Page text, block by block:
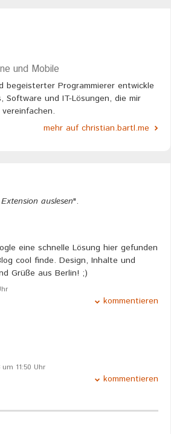
und Mobile
begeisterter Programmierer entwickle
Software und IT-Lösungen, die mir
mehr auf christian.bartl.me
auslesen".
eine schnelle Lösung hier gefunden
cool finde. Design, Inhalte und
Grüße aus Berlin! ;)
kommentieren
11:50 Uhr
kommentieren